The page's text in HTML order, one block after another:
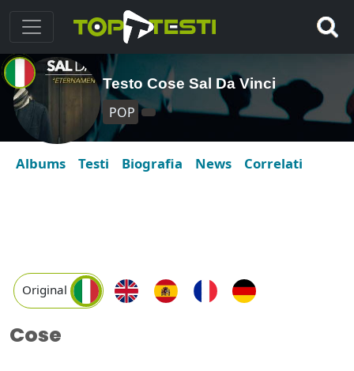
Testo Cose Sal Da Vinci
POP
Albums Testi Biografia News Correlati
Original
Cose